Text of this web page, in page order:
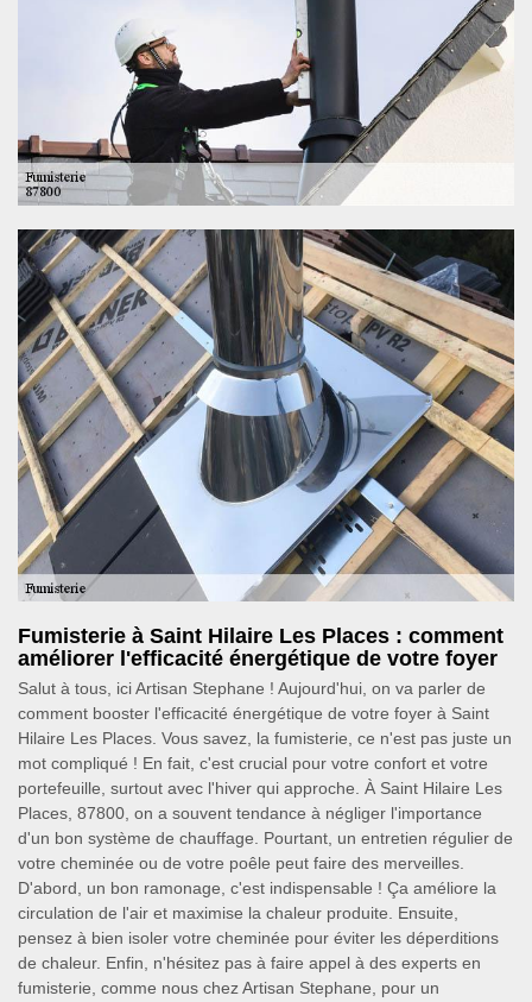
Fumisterie à Saint Hilaire Les Places : comment
améliorer l'efficacité énergétique de votre foyer
Salut à tous, ici Artisan Stephane ! Aujourd'hui, on va parler de
comment booster l'efficacité énergétique de votre foyer à Saint
Hilaire Les Places. Vous savez, la fumisterie, ce n'est pas juste un
mot compliqué ! En fait, c'est crucial pour votre confort et votre
portefeuille, surtout avec l'hiver qui approche. À Saint Hilaire Les
Places, 87800, on a souvent tendance à négliger l'importance
d'un bon système de chauffage. Pourtant, un entretien régulier de
votre cheminée ou de votre poêle peut faire des merveilles.
D'abord, un bon ramonage, c'est indispensable ! Ça améliore la
circulation de l'air et maximise la chaleur produite. Ensuite,
pensez à bien isoler votre cheminée pour éviter les déperditions
de chaleur. Enfin, n'hésitez pas à faire appel à des experts en
fumisterie, comme nous chez Artisan Stephane, pour un